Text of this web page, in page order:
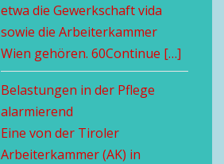
etwa die Gewerkschaft vida
sowie die Arbeiterkammer
Wien gehören. 60Continue […]
Belastungen in der Pflege
alarmierend
Eine von der Tiroler
Arbeiterkammer (AK) in